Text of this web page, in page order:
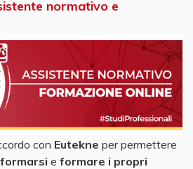
normativo e
con Eutekne per permettere
formarsi e formare i propri